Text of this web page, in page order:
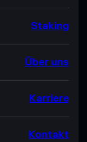
Staking
Über uns
Karriere
Kontakt